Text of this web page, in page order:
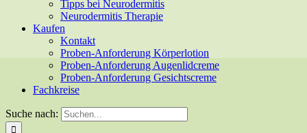
Tipps bei Neurodermitis
Neurodermitis Therapie
Kaufen
Kontakt
Proben-Anforderung Körperlotion
Proben-Anforderung Augenlidcreme
Proben-Anforderung Gesichtscreme
Fachkreise
Suche nach: